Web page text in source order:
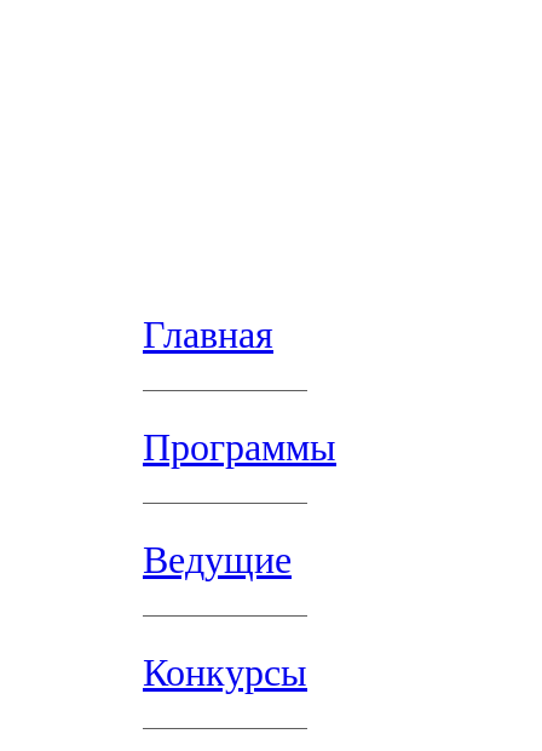
Главная
Программы
Ведущие
Конкурсы